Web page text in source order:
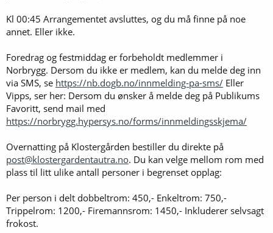
Kl 00:45 Arrangementet avsluttes, og du må finne på noe
annet. Eller ikke.
Foredrag og festmiddag er forbeholdt medlemmer i
Norbrygg. Dersom du ikke er medlem, kan du melde deg inn
via SMS, se https://nb.dogb.no/innmelding-pa-sms/ Eller
Vipps, ser her: Dersom du ønsker å melde deg på Publikums
Favoritt, send mail med
https://norbrygg.hypersys.no/forms/innmeldingsskjema/
Overnatting på Klostergården bestiller du direkte på
post@klostergardentautra.no. Du kan velge mellom rom med
plass til litt ulike antall personer i begrenset opplag:
Per person i delt dobbeltrom: 450,- Enkeltrom: 750,-
Trippelrom: 1200,- Firemannsrom: 1450,- Inkluderer selvsagt
frokost.